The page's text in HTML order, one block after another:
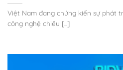
Việt Nam đang chứng kiến sự phát
công nghệ chiếu [...]